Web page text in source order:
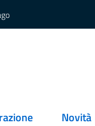
Novità